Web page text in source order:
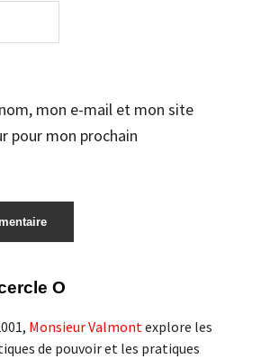
mon e-mail et mon site
pour mon prochain
O
Monsieur Valmontexplore les
de pouvoir et les pratiques